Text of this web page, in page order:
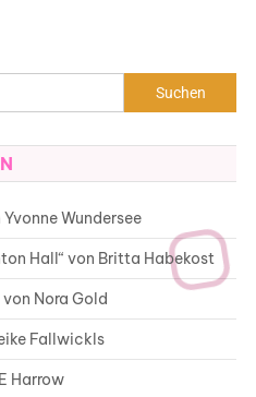
Suchen
nach:
Wundersee
Hall“ von Britta Habekost
von Nora Gold
Fallwickls
Harrow